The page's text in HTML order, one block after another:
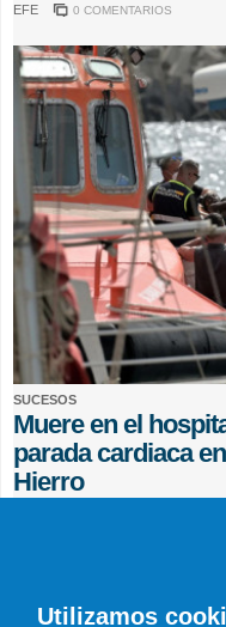
EFE 0 COMENTARIOS
SUCESOS
Muere en el
parada cardiaca
Hierro
Utilizamos